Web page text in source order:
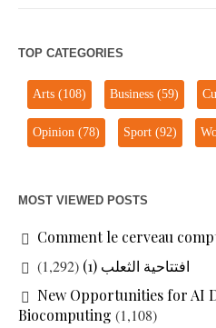
TOP CATEGORIES
Arts (108) Business (59)
Opinion (78) Sport (92)
MOST VIEWED POSTS
Comment le cerveau
افتتاحية الثعلب (1)
(1,292)
New Opportunities for AI
Biocomputing (1,108)